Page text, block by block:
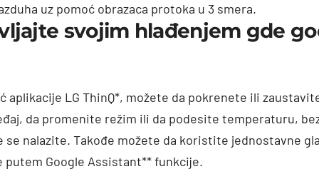
uz pomoć obrazaca protoka u 3 smera.
svojim hlađenjem gde
aplikacije LG ThinQ*, možete da pokrenete ili
da promenite režim ili da podesite temperaturu,
se nalazite. Takođe možete da koristite jednostavne
putem Google Assistant** funkcije.